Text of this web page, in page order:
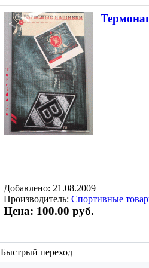
Добавлено: 21.08.2009
Производитель: Спортивные
Цена: 100.00 руб.
Быстрый переход